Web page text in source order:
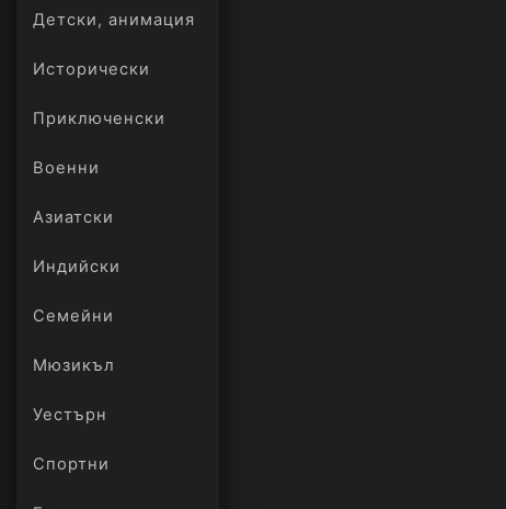
Детски, анимация
Исторически
Приключенски
Военни
Азиатски
Индийски
Семейни
Мюзикъл
Уестърн
Спортни